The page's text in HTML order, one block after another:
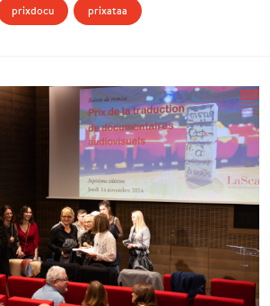
prixdocu prixataa